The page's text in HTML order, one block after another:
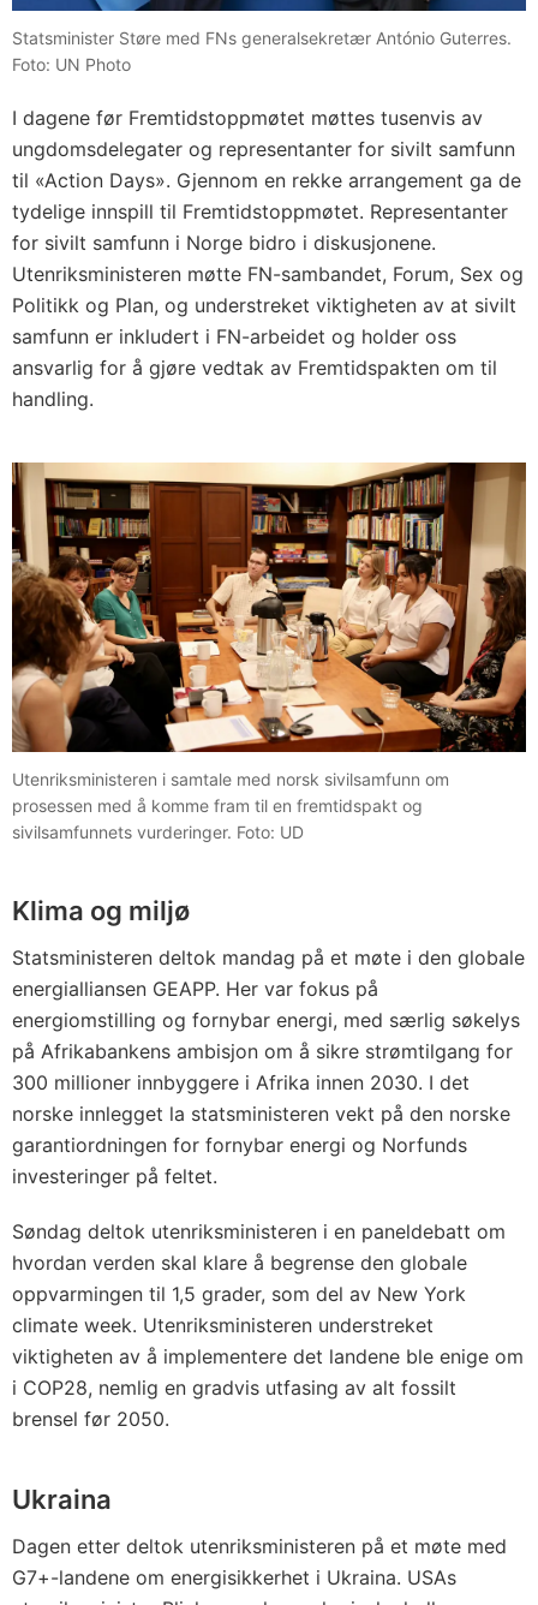
Statsminister Støre med FNs generalsekretær António Guterres.
Foto: UN Photo
I dagene før Fremtidstoppmøtet møttes tusenvis av
ungdomsdelegater og representanter for sivilt samfunn
til «Action Days». Gjennom en rekke arrangement ga de
tydelige innspill til Fremtidstoppmøtet. Representanter
for sivilt samfunn i Norge bidro i diskusjonene.
Utenriksministeren møtte FN-sambandet, Forum, Sex og
Politikk og Plan, og understreket viktigheten av at sivilt
samfunn er inkludert i FN-arbeidet og holder oss
ansvarlig for å gjøre vedtak av Fremtidspakten om til
handling.
Utenriksministeren i samtale med norsk sivilsamfunn om
prosessen med å komme fram til en fremtidspakt og
sivilsamfunnets vurderinger. Foto: UD
Klima og miljø
Statsministeren deltok mandag på et møte i den globale
energialliansen GEAPP. Her var fokus på
energiomstilling og fornybar energi, med særlig søkelys
på Afrikabankens ambisjon om å sikre strømtilgang for
300 millioner innbyggere i Afrika innen 2030. I det
norske innlegget la statsministeren vekt på den norske
garantiordningen for fornybar energi og Norfunds
investeringer på feltet.
Søndag deltok utenriksministeren i en paneldebatt om
hvordan verden skal klare å begrense den globale
oppvarmingen til 1,5 grader, som del av New York
climate week. Utenriksministeren understreket
viktigheten av å implementere det landene ble enige om
i COP28, nemlig en gradvis utfasing av alt fossilt
brensel før 2050.
Ukraina
Dagen etter deltok utenriksministeren på et møte med
G7+-landene om energisikkerhet i Ukraina. USAs